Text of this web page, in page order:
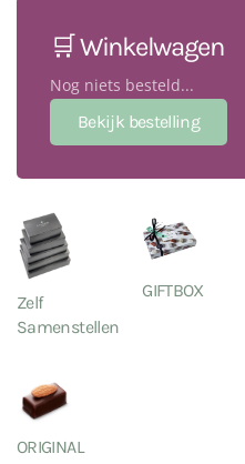
🛒 Winkelwagen
Nog niets besteld...
Zelf
Samenstellen
GIFTBOX
ORIGINAL